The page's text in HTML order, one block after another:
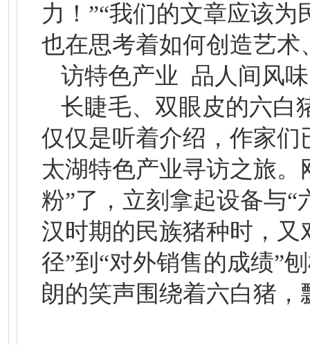
力！”“我们的文章应该
也在思考着如何创造艺术
访特色产业 品人间风味
长睫毛、双眼皮的六
仅仅是听着介绍，作家
太湖特色产业寻访之旅
粉”了，立刻拿起设备与
汉时期的民族猪种时，又
径”到“对外销售的成绩”
朗的笑声围绕着六白猪，